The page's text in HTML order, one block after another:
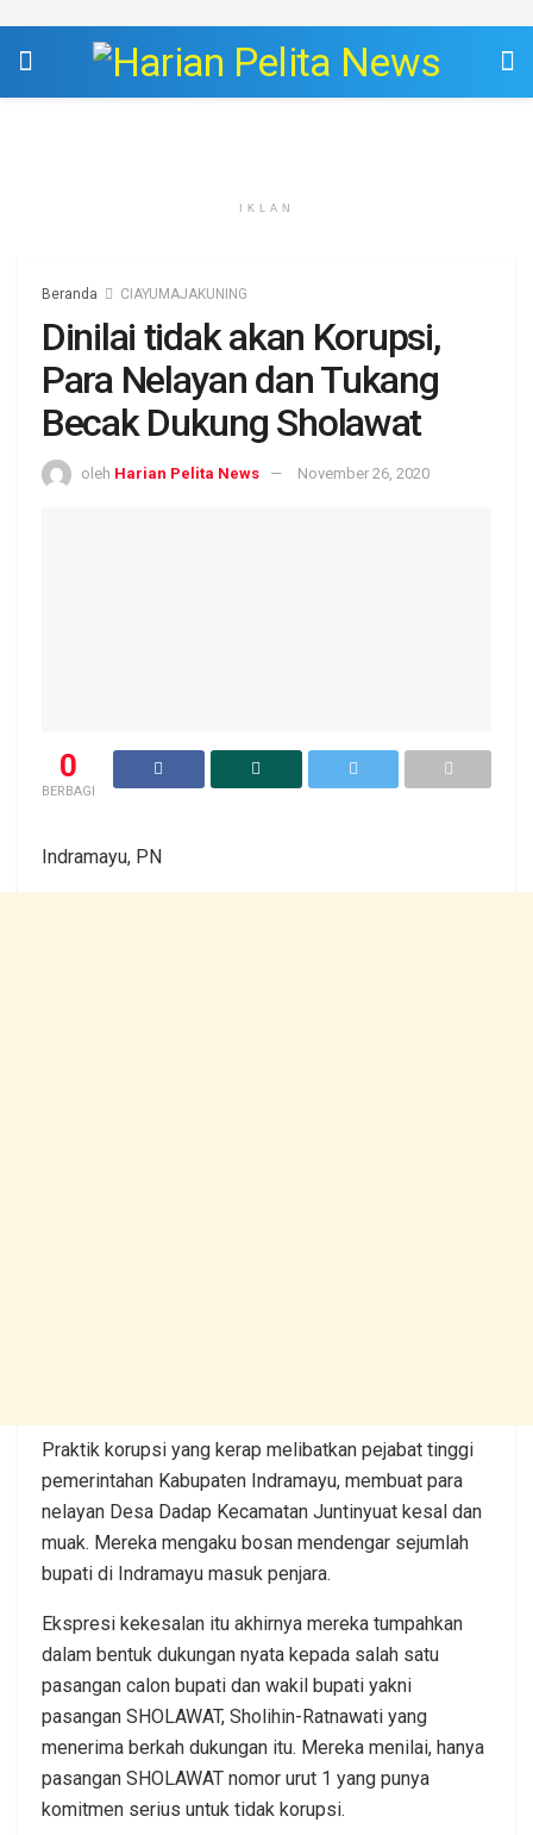
IKLAN
Beranda CIAYUMAJAKUNING
Dinilai tidak akan Korupsi,
Para Nelayan dan Tukang
Becak Dukung Sholawat
oleh Harian Pelita News November 26, 2020
0
BERBAGI
Indramayu, PN
Praktik korupsi yang kerap melibatkan pejabat tinggi
pemerintahan Kabupaten Indramayu, membuat para
nelayan Desa Dadap Kecamatan Juntinyuat kesal dan
muak. Mereka mengaku bosan mendengar sejumlah
bupati di Indramayu masuk penjara.
Ekspresi kekesalan itu akhirnya mereka tumpahkan
dalam bentuk dukungan nyata kepada salah satu
pasangan calon bupati dan wakil bupati yakni
pasangan SHOLAWAT, Sholihin-Ratnawati yang
menerima berkah dukungan itu. Mereka menilai, hanya
pasangan SHOLAWAT nomor urut 1 yang punya
komitmen serius untuk tidak korupsi.